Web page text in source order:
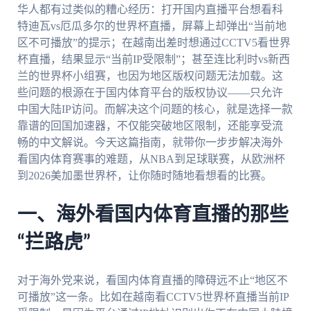
华人都有过类似的糟心经历：打开国内直播平台想看科
特迪瓦vs厄瓜多尔的世界杯直播，屏幕上却弹出“当前地
区不可播放”的提示；在越南出差时想通过CCTV5看世界
杯直播，结果显示“当前IP受限制”；甚至连比利时vs新西
兰的世界杯小组赛，也因为地区版权问题无法加载。这
些问题的根源在于国内体育平台的版权协议——只允许
中国大陆IP访问。而解决这个问题的核心，就是选择一款
靠谱的回国加速器，不仅能突破地区限制，还能享受流
畅的中文解说。今天这篇指南，就带你一步步解决海外
看国内体育赛事的难题，从NBA到足球联赛，从欧洲杯
到2026美加墨世界杯，让你随时随地看想看的比赛。
一、海外看国内体育直播的那些
“拦路虎”
对于海外党来说，看国内体育直播的障碍远不止“地区不
可播放”这一条。比如在越南看CCTV5世界杯直播当前IP